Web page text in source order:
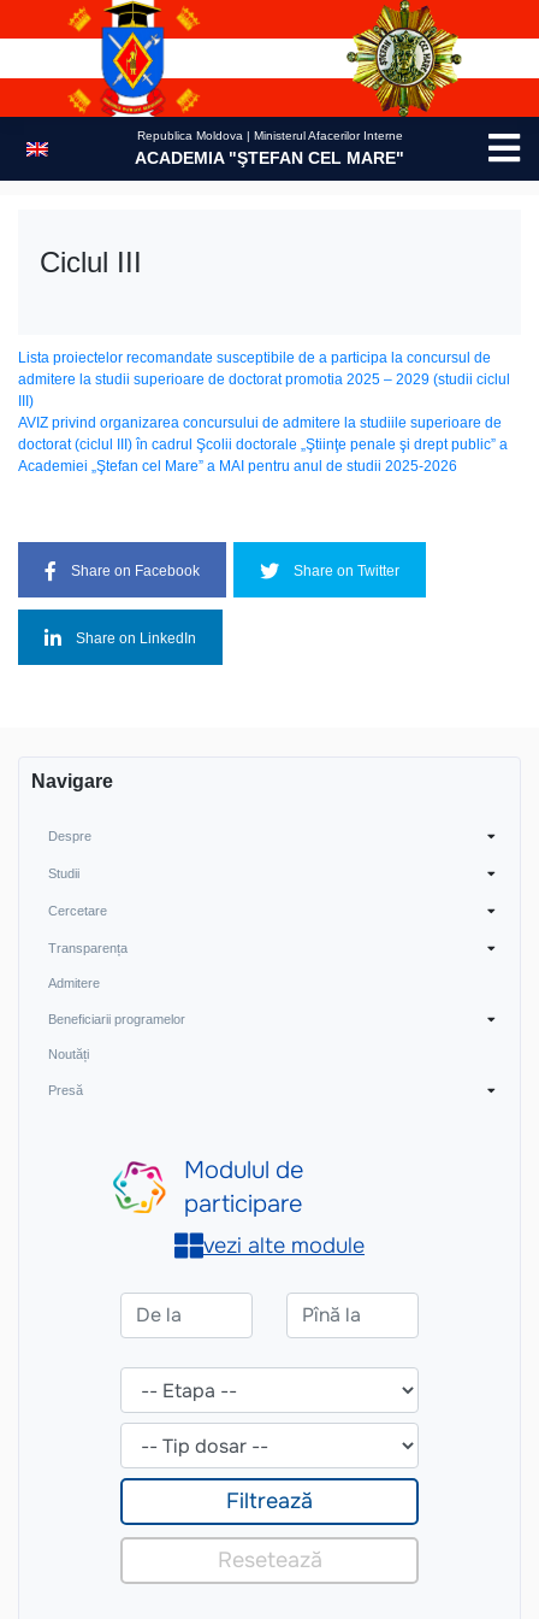
Republica Moldova | Ministerul Afacerilor Interne
ACADEMIA "ŞTEFAN CEL MARE"
Ciclul III
Lista proiectelor recomandate susceptibile de a participa la concursul de
admitere la studii superioare de doctorat promotia 2025 – 2029 (studii ciclul
III)
AVIZ privind organizarea concursului de admitere la studiile superioare de
doctorat (ciclul III) în cadrul Şcolii doctorale „Ştiinţe penale şi drept public” a
Academiei „Ştefan cel Mare” a MAI pentru anul de studii 2025-2026
Share on Facebook Share on Twitter
Share on LinkedIn
Navigare
Despre
Studii
Cercetare
Transparența
Admitere
Beneficiarii programelor
Noutăți
Presă